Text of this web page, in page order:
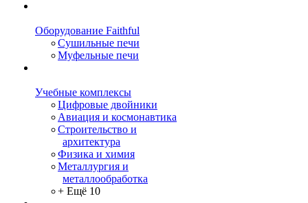
Оборудование Faithful
Сушильные печи
Муфельные печи
Учебные комплексы
Цифровые двойники
Авиация и космонавтика
Строительство и
архитектура
Физика и химия
Металлургия и
металлообработка
+ Ещё 10